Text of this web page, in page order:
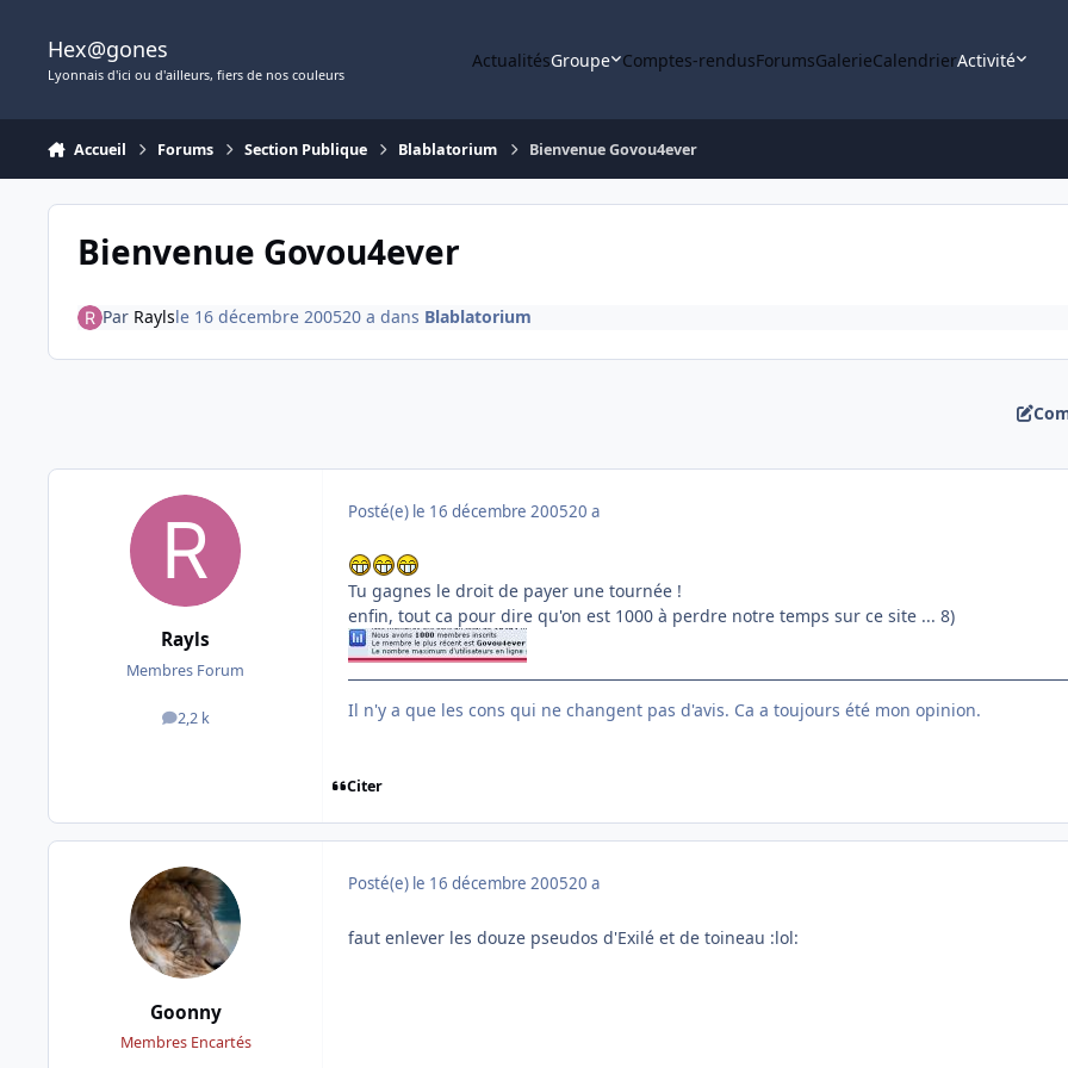
Hex@gones
Lyonnais d'ici ou d'ailleurs, fiers de nos couleurs
ActualitésGroupe Comptes-rendusForumsGalerieCalendrierActivité
Accueil Forums Section Publique Blablatorium Bienvenue Govou4ever
Bienvenue Govou4ever
Par Raylsle 16 décembre 200520 a dans Blablatorium
Rayls
Membres Forum
2,2 k
messages
Posté(e) le 16 décembre 200520 a
Tu gagnes le droit de payer une tournée !
enfin, tout ca pour dire qu'on est 1000 à perdre notre temps sur ce site ... 8)
Il n'y a que les cons qui ne changent pas d'avis. Ca a toujours été mon opinion.
Citer
Goonny
Membres Encartés
Posté(e) le 16 décembre 200520 a
faut enlever les douze pseudos d'Exilé et de toineau :lol: